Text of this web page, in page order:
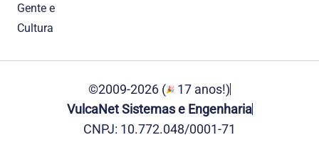
Gente e
Cultura
©2009-2026 (
17 anos!)
VulcaNet Sistemas e Engenharia
CNPJ: 10.772.048/0001-71